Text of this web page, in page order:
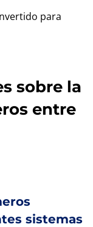
para
sobre la
entre
sistemas